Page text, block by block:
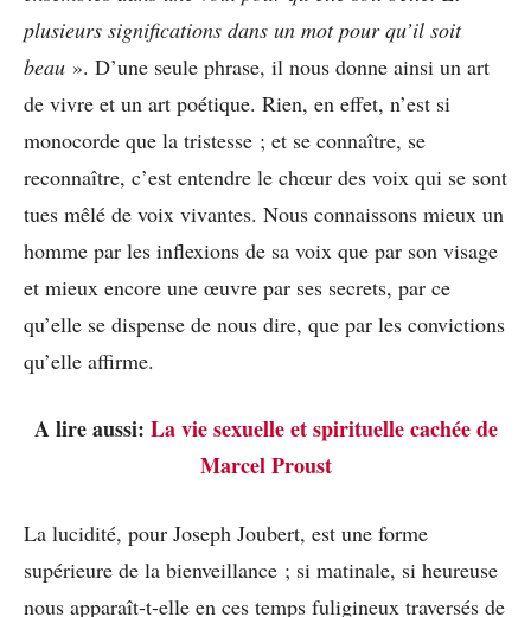
plusieurs significations dans un mot pour qu’il soit
beau ». D’une seule phrase, il nous donne ainsi un art
de vivre et un art poétique. Rien, en effet, n’est si
monocorde que la tristesse ; et se connaître, se
reconnaître, c’est entendre le chœur des voix qui se sont
tues mêlé de voix vivantes. Nous connaissons mieux un
homme par les inflexions de sa voix que par son visage
et mieux encore une œuvre par ses secrets, par ce
qu’elle se dispense de nous dire, que par les convictions
qu’elle affirme.
A lire aussi: La vie sexuelle et spirituelle cachée de
Marcel Proust
La lucidité, pour Joseph Joubert, est une forme
supérieure de la bienveillance ; si matinale, si heureuse
nous apparaît-t-elle en ces temps fuligineux traversés de